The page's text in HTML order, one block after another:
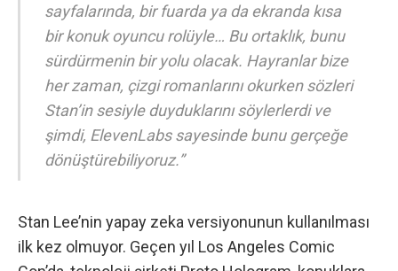
sayfalarında, bir fuarda ya da ekranda kısa
bir konuk oyuncu rolüyle… Bu ortaklık, bunu
sürdürmenin bir yolu olacak. Hayranlar bize
her zaman, çizgi romanlarını okurken sözleri
Stan’in sesiyle duyduklarını söylerlerdi ve
şimdi, ElevenLabs sayesinde bunu gerçeğe
dönüştürebiliyoruz.”
Stan Lee’nin yapay zeka versiyonunun kullanılması
ilk kez olmuyor. Geçen yıl Los Angeles Comic